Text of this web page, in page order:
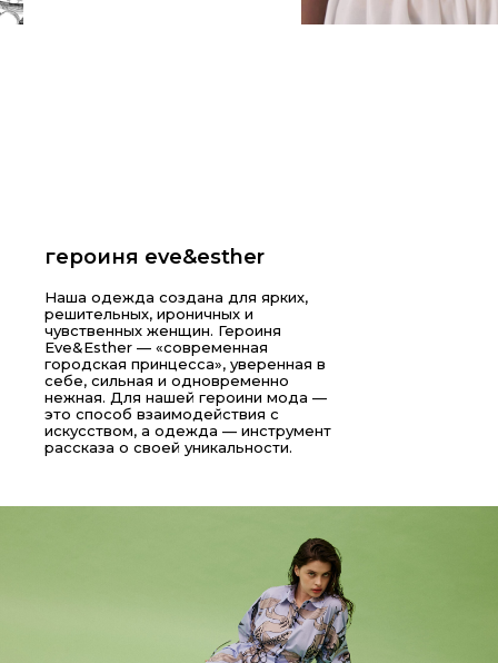
Наша одежда создана для ярких,
решительных, ироничных и
чувственных женщин. Героиня
Eve&Esther — «современная
городская принцесса», уверенная в
себе, сильная и одновременно
нежная. Для нашей героини мода —
это способ взаимодействия с
искусством, а одежда — инструмент
рассказа о своей уникальности.
героиня eve&esther